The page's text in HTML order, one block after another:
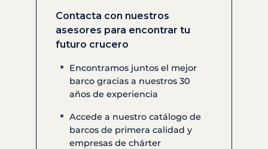
Contacta con nuestros
asesores para encontrar tu
futuro crucero
Encontramos juntos el mejor
barco gracias a nuestros 30
años de experiencia
Accede a nuestro catálogo de
barcos de primera calidad y
empresas de chárter